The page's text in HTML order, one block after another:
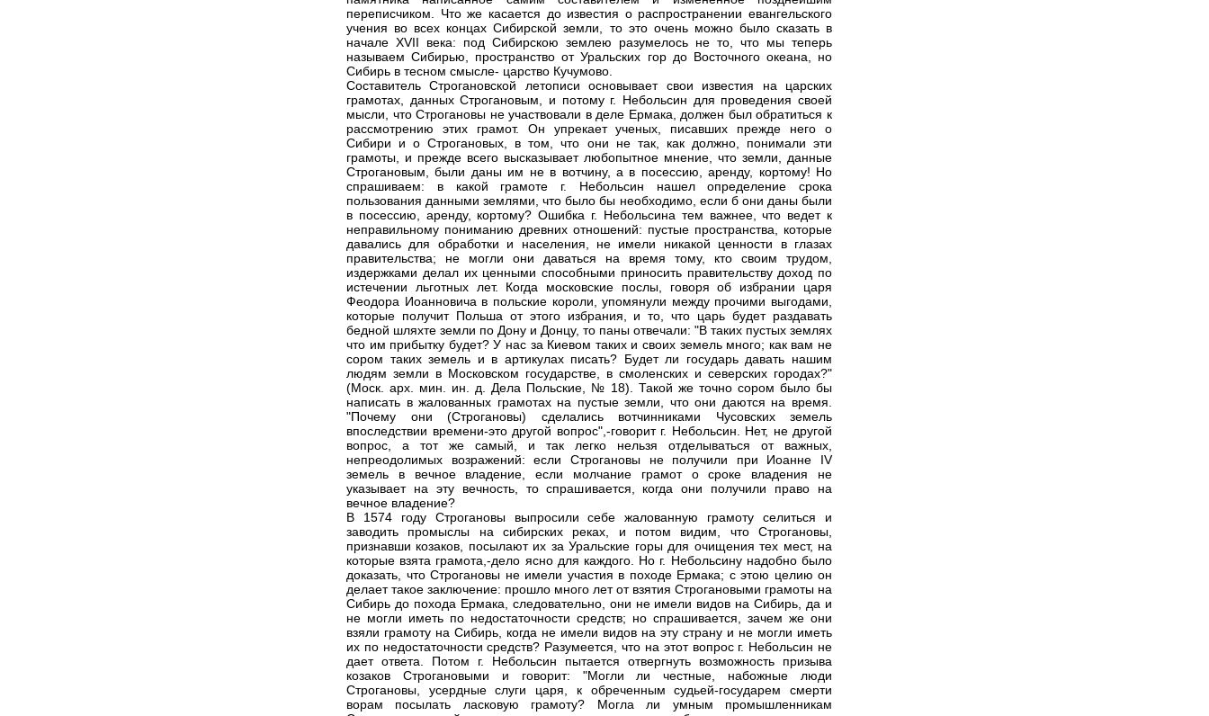
переписчиком. Что же касается до известия о распространении евангельского
учения во всех концах Сибирской земли, то это очень можно было сказать в
начале XVII века: под Сибирскою землею разумелось не то, что мы теперь
называем Сибирью, пространство от Уральских гор до Восточного океана, но
Сибирь в тесном смысле- царство Кучумово.
Составитель Строгановской летописи основывает свои известия на царских
грамотах, данных Строгановым, и потому г. Небольсин для проведения своей
мысли, что Строгановы не участвовали в деле Ермака, должен был обратиться к
рассмотрению этих грамот. Он упрекает ученых, писавших прежде него о
Сибири и о Строгановых, в том, что они не так, как должно, понимали эти
грамоты, и прежде всего высказывает любопытное мнение, что земли, данные
Строгановым, были даны им не в вотчину, а в посессию, аренду, кортому! Но
спрашиваем: в какой грамоте г. Небольсин нашел определение срока
пользования данными землями, что было бы необходимо, если б они даны были
в посессию, аренду, кортому? Ошибка г. Небольсина тем важнее, что ведет к
неправильному пониманию древних отношений: пустые пространства, которые
давались для обработки и населения, не имели никакой ценности в глазах
правительства; не могли они даваться на время тому, кто своим трудом,
издержками делал их ценными способными приносить правительству доход по
истечении льготных лет. Когда московские послы, говоря об избрании царя
Феодора Иоанновича в польские короли, упомянули между прочими выгодами,
которые получит Польша от этого избрания, и то, что царь будет раздавать
бедной шляхте земли по Дону и Донцу, то паны отвечали: "В таких пустых землях
что им прибытку будет? У нас за Киевом таких и своих земель много; как вам не
сором таких земель и в артикулах писать? Будет ли государь давать нашим
людям земли в Московском государстве, в смоленских и северских городах?"
(Моск. арх. мин. ин. д. Дела Польские, № 18). Такой же точно сором было бы
написать в жалованных грамотах на пустые земли, что они даются на время.
"Почему они (Строгановы) сделались вотчинниками Чусовских земель
впоследствии времени-это другой вопрос",-говорит г. Небольсин. Нет, не другой
вопрос, а тот же самый, и так легко нельзя отделываться от важных,
непреодолимых возражений: если Строгановы не получили при Иоанне IV
земель в вечное владение, если молчание грамот о сроке владения не
указывает на эту вечность, то спрашивается, когда они получили право на
вечное владение?
В 1574 году Строгановы выпросили себе жалованную грамоту селиться и
заводить промыслы на сибирских реках, и потом видим, что Строгановы,
признавши козаков, посылают их за Уральские горы для очищения тех мест, на
которые взята грамота,-дело ясно для каждого. Но г. Небольсину надобно было
доказать, что Строгановы не имели участия в походе Ермака; с этою целию он
делает такое заключение: прошло много лет от взятия Строгановыми грамоты на
Сибирь до похода Ермака, следовательно, они не имели видов на Сибирь, да и
не могли иметь по недостаточности средств; но спрашивается, зачем же они
взяли грамоту на Сибирь, когда не имели видов на эту страну и не могли иметь
их по недостаточности средств? Разумеется, что на этот вопрос г. Небольсин не
дает ответа. Потом г. Небольсин пытается отвергнуть возможность призыва
козаков Строгановыми и говорит: "Могли ли честные, набожные люди
Строгановы, усердные слуги царя, к обреченным судьей-государем смерти
ворам посылать ласковую грамоту? Могла ли умным промышленникам